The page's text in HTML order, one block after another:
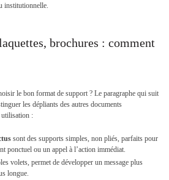
institutionnelle.
brochures : comment
le bon format de support ? Le paragraphe qui suit
les dépliants des autres documents
:
sont des supports simples, non pliés, parfaits pour
ponctuel ou un appel à l’action immédiat.
volets, permet de développer un message plus
longue.